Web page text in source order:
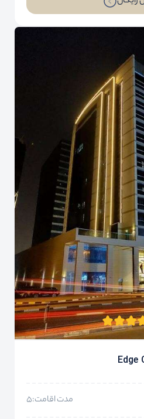
Edge
مدت اقامت:5